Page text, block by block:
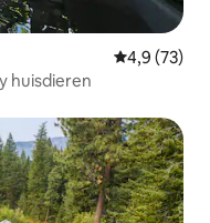
4,9 (73)
huisdieren